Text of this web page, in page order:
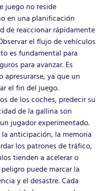
juego no reside
en una planificación
de reaccionar rápidamente
el flujo de vehículos
es fundamental para
para avanzar. Es
ya que un
el fin del juego.
de los coches, predecir su
de la gallina son
jugador experimentado.
anticipación, la memoria
los patrones de tráfico,
tienden a acelerar o
puede marcar la
y el desastre. Cada